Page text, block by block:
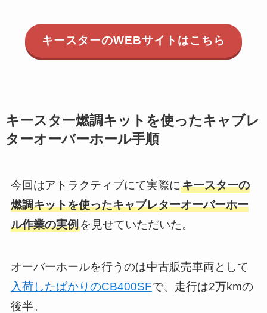
キースターのWEBサイトはこちら
キースター燃調キットを使ったキャブレ
ターオーバーホール手順
今回はアトラクティブにて実際にキースターの
燃調キットを使ったキャブレターオーバーホー
ル作業の実例を見せていただいた。
オーバーホールを行うのは中古販売車両として
入荷したばかりのCB400SFで、走行は2万kmの
後半。